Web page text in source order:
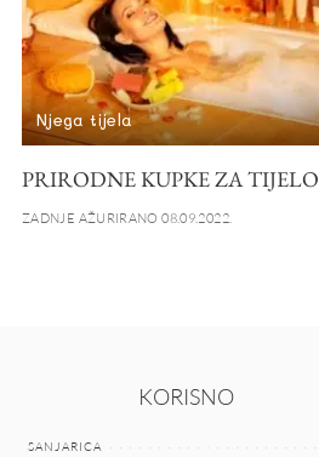
Njega tijela
PRIRODNE KUPKE ZA TIJELO
ZADNJE AŽURIRANO 08.09.2022.
KORISNO
SANJARICA